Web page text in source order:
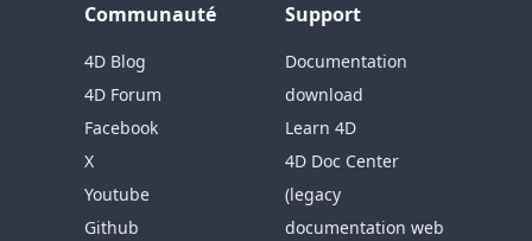
Communauté
4D Blog
4D Forum
Facebook
X
Youtube
Github
Support
Documentation
download
Learn 4D
4D Doc Center
(legacy
documentation web